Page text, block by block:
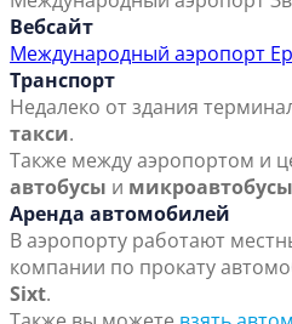
Вебсайт
Международный аэропорт
Транспорт
Недалеко от здания
такси.
Также между аэропортом и
автобусы и микроавтобусы
Аренда автомобилей
В аэропорту работают
компании по прокату
Sixt.